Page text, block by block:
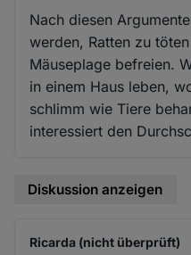
Nach diesen
werden, Ratten zu
Mäuseplage befreien.
in einem Haus leben,
schlimm wie Tiere
interessiert den
Diskussion anzeigen
Ricarda (nicht überprüft)